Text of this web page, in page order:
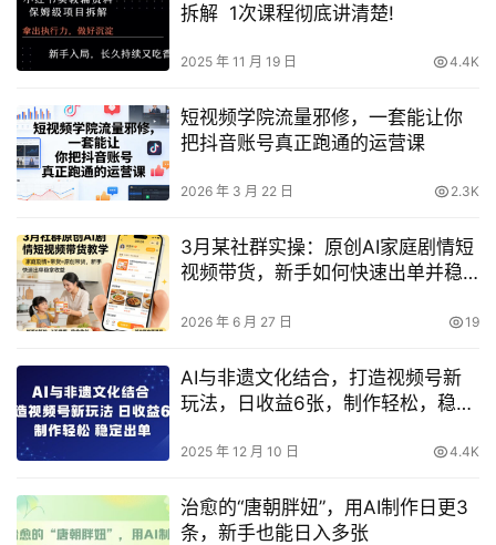
拆解 1次课程彻底讲清楚!
2025 年 11 月 19 日 4.4K
短视频学院流量邪修，一套能让你
把抖音账号真正跑通的运营课
2026 年 3 月 22 日 2.3K
3月某社群实操：原创AI家庭剧情短
视频带货，新手如何快速出单并稳
2026 年 6 月 27 日 19
AI与非遗文化结合，打造视频号新
玩法，日收益6张，制作轻松，稳定
2025 年 12 月 10 日 4.4K
治愈的“唐朝胖妞”，用AI制作日更3
条，新手也能日入多张